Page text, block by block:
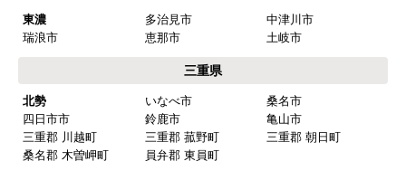
東濃
多治見市
中津川市
瑞浪市
恵那市 土岐市
三重県
北勢 いなべ市
桑名市
四日市市
鈴鹿市
亀山市
三重郡 川越町
三重郡 菰野町
三重郡 朝日町
桑名郡 木曽岬町
員弁郡 東員町